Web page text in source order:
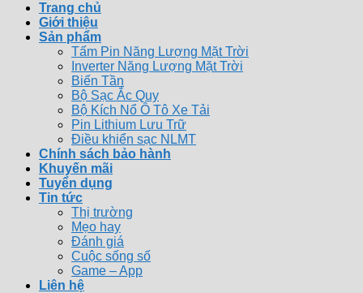
Trang chủ
Giới thiệu
Sản phẩm
Tấm Pin Năng Lượng Mặt Trời
Inverter Năng Lượng Mặt Trời
Biến Tần
Bộ Sạc Ắc Quy
Bộ Kích Nổ Ô Tô Xe Tải
Pin Lithium Lưu Trữ
Điều khiển sạc NLMT
Chính sách bảo hành
Khuyến mãi
Tuyển dụng
Tin tức
Thị trường
Mẹo hay
Đánh giá
Cuộc sống số
Game – App
Liên hệ